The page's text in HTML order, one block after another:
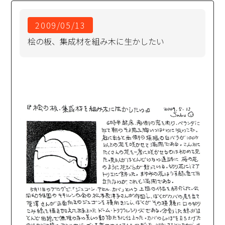
2009/05/13
桧の板、集成材を組み木に生かしたい